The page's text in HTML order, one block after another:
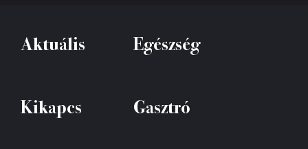
Aktuális Egészség
Kikapcs Gasztró